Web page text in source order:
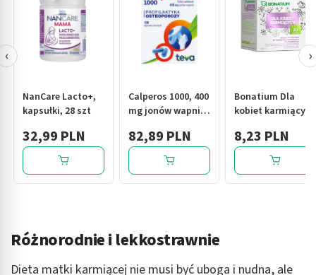
NanCare Lacto+,
kapsułki, 28 szt
32,99 PLN
Calperos 1000, 400
mg jonów wapnia,
100 szt.
82,89 PLN
Bonatium Dla
kobiet karmiących
ziołowa, 20szt
8,23 PLN
‹ ›
Różnorodnie i lekkostrawnie
Dieta matki karmiącej nie musi być uboga i nudna, ale